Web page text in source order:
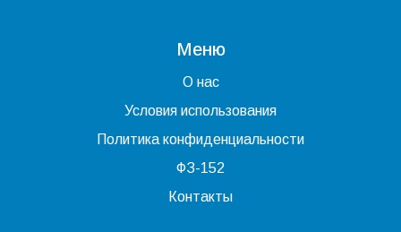
Меню
О нас
Условия использования
Политика конфиденциальности
ФЗ-152
Контакты